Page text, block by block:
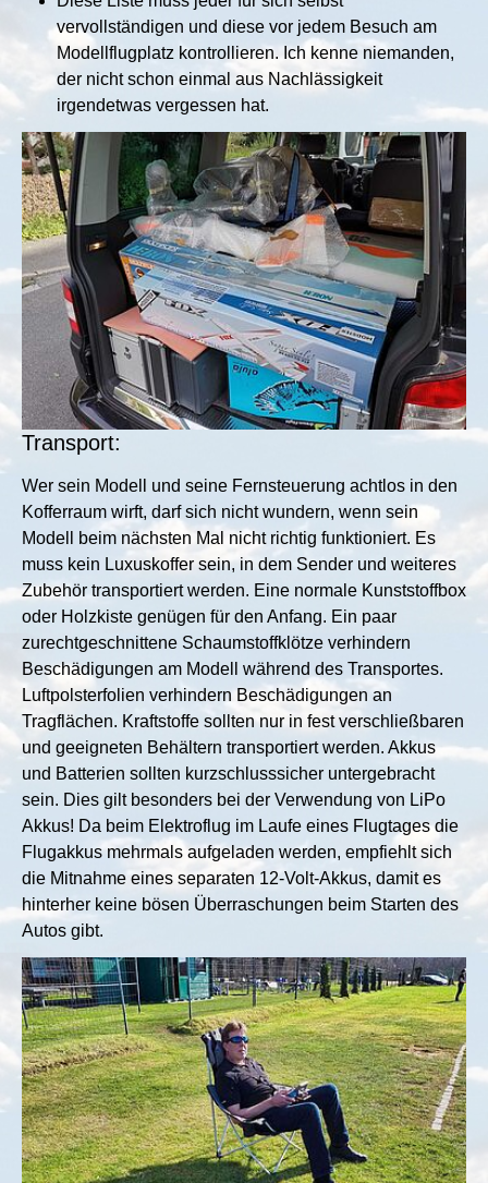
vervollständigen und diese vor jedem Besuch am
Modellflugplatz kontrollieren. Ich kenne niemanden,
der nicht schon einmal aus Nachlässigkeit
irgendetwas vergessen hat.
Show larger version for:
Transport:
Wer sein Modell und seine Fernsteuerung achtlos in den
Kofferraum wirft, darf sich nicht wundern, wenn sein
Modell beim nächsten Mal nicht richtig funktioniert. Es
muss kein Luxuskoffer sein, in dem Sender und weiteres
Zubehör transportiert werden. Eine normale Kunststoffbox
oder Holzkiste genügen für den Anfang. Ein paar
zurechtgeschnittene Schaumstoffklötze verhindern
Beschädigungen am Modell während des Transportes.
Luftpolsterfolien verhindern Beschädigungen an
Tragflächen. Kraftstoffe sollten nur in fest verschließbaren
und geeigneten Behältern transportiert werden. Akkus
und Batterien sollten kurzschlusssicher untergebracht
sein. Dies gilt besonders bei der Verwendung von LiPo
Akkus! Da beim Elektroflug im Laufe eines Flugtages die
Flugakkus mehrmals aufgeladen werden, empfiehlt sich
die Mitnahme eines separaten 12-Volt-Akkus, damit es
hinterher keine bösen Überraschungen beim Starten des
Autos gibt.
Show larger version for: